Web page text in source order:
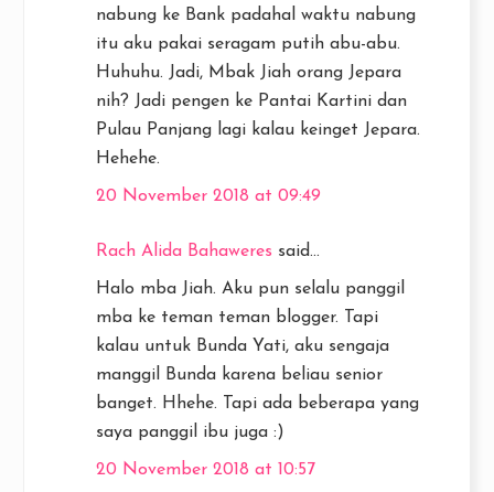
nabung ke Bank padahal waktu nabung
itu aku pakai seragam putih abu-abu.
Huhuhu. Jadi, Mbak Jiah orang Jepara
nih? Jadi pengen ke Pantai Kartini dan
Pulau Panjang lagi kalau keinget Jepara.
Hehehe.
20 November 2018 at 09:49
Rach Alida Bahaweres said...
Halo mba Jiah. Aku pun selalu panggil
mba ke teman teman blogger. Tapi
kalau untuk Bunda Yati, aku sengaja
manggil Bunda karena beliau senior
banget. Hhehe. Tapi ada beberapa yang
saya panggil ibu juga :)
20 November 2018 at 10:57